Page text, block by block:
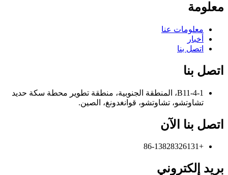
معلومة
معلومات عنا
أخبار
اتصل بنا
اتصل بنا
B11-4-1، المنطقة الجنوبية، منطقة تطوير محطة سكة حديد
تشاوتشو، تشاوتشو، قوانغدونغ، الصين.
اتصل بنا الآن
+86-13828326131
بريد إلكتروني